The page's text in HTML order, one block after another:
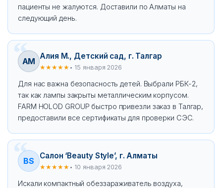
пациенты не жалуются. Доставили по Алматы на
следующий день.
АМ
Алия М., Детский сад, г. Талгар
★★★★★ • 15 января 2026
Для нас важна безопасность детей. Выбрали РБК-2,
так как лампы закрыты металлическим корпусом.
FARM HOLOD GROUP быстро привезли заказ в Талгар,
предоставили все сертификаты для проверки СЭС.
BS
Салон ‘Beauty Style’, г. Алматы
★★★★★ • 10 января 2026
Искали компактный обеззараживатель воздуха,